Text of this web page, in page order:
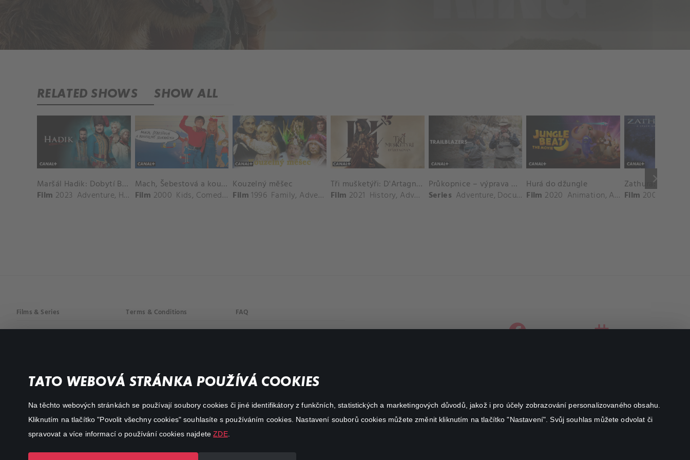
TATO WEBOVÁ STRÁNKA POUŽÍVÁ COOKIES
Na těchto webových stránkách se používají soubory cookies či jiné identifikátory z funkčních, statistických a marketingových důvodů, jakož i pro účely zobrazování personalizovaného obsahu.
Kliknutím na tlačítko "Povolit všechny cookies" souhlasíte s používáním cookies. Nastavení souborů cookies můžete změnit kliknutím na tlačítko "Nastavení". Svůj souhlas můžete odvolat či
spravovat a více informací o používání cookies najdeteZDE.
RELATED SHOWS SHOW ALL
keyboard_arrow_right
Maršál Hadik: Dobytí Berlína
Film 2023 Adventure, History
Mach, Šebestová a kouzelné sluchátko
Film 2000 Kids, Comedy , Family,Adventure
Kouzelný měšec
Film 1996 Family, Adventure ,Kids
Tři mušketýři: D'Artagnan
Film 2021 History, Adventure
Průkopnice – výprava do Skalistých hor
Series Adventure, Documentary
Hurá do džungle
Film 2020 Animation, Adventure Film 2005
Films & Series
Action
Terms & Conditions FAQ
facebookinstagram
Canal+ Luxembourg S. à r.l. se sídlem Rue Albert Borschette 4,